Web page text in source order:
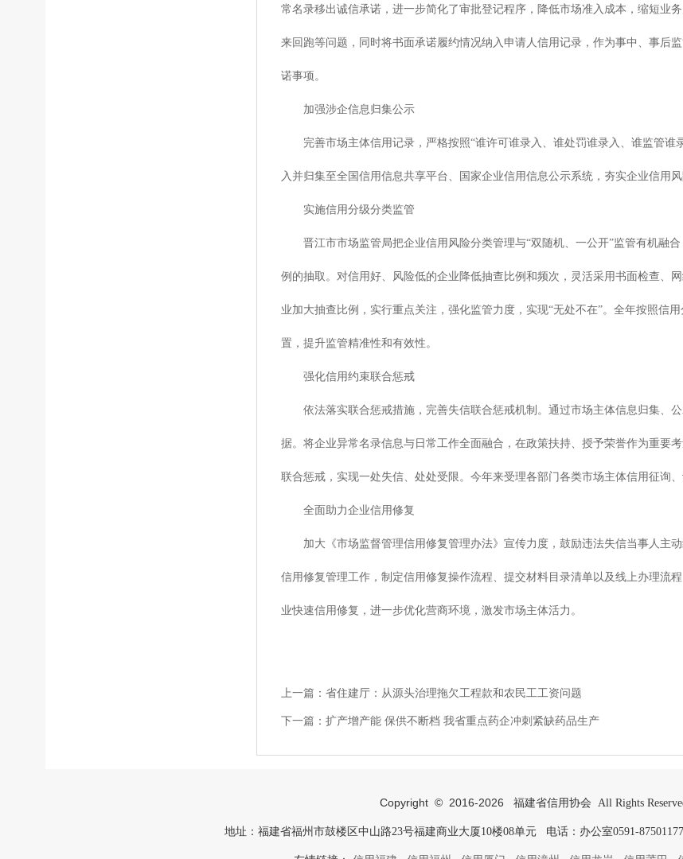
常名录移出诚信承诺，进一步简化了审批登记程序，降低市场准入成本，缩短业
来回跑等问题，同时将书面承诺履约情况纳入申请人信用记录，作为事中、事后
诺事项。
加强涉企信息归集公示
完善市场主体信用记录，严格按照“谁许可谁录入、谁处罚谁录入、谁监管谁
入并归集至全国信用信息共享平台、国家企业信用信息公示系统，夯实企业信用
实施信用分级分类监管
晋江市市场监管局把企业信用风险分类管理与“双随机、一公开”监管有机融
例的抽取。对信用好、风险低的企业降低抽查比例和频次，灵活采用书面检查、
业加大抽查比例，实行重点关注，强化监管力度，实现“无处不在”。全年按照信
置，提升监管精准性和有效性。
强化信用约束联合惩戒
依法落实联合惩戒措施，完善失信联合惩戒机制。通过市场主体信息归集、
据。将企业异常名录信息与日常工作全面融合，在政策扶持、授予荣誉作为重要
联合惩戒，实现一处失信、处处受限。今年来受理各部门各类市场主体信用征询、
全面助力企业信用修复
加大《市场监督管理信用修复管理办法》宣传力度，鼓励违法失信当事人主
信用修复管理工作，制定信用修复操作流程、提交材料目录清单以及线上办理流
业快速信用修复，进一步优化营商环境，激发市场主体活力。
上一篇： 省住建厅：从源头治理拖欠工程款和农民工工资问题
下一篇： 扩产增产能 保供不断档 我省重点药企冲刺紧缺药品生产
Copyright © 2016-2026 福建省信用协会 All Rights
地址：福建省福州市鼓楼区中山路23号福建商业大厦10楼08单元 电话：办公室0591-